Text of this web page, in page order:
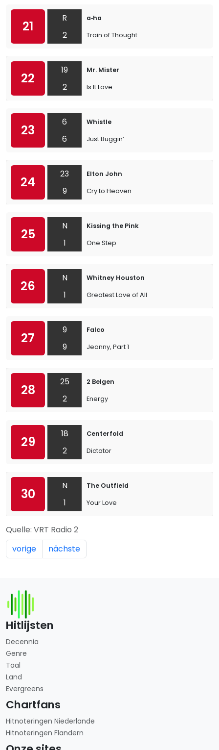
21
R
2
a‐ha
Train of Thought
22
19
2
Mr. Mister
Is It Love
23
6
6
Whistle
Just Buggin’
24
23
9
Elton John
Cry to Heaven
25
N
1
Kissing the Pink
One Step
26
N
1
Whitney Houston
Greatest Love of All
27
9
9
Falco
Jeanny, Part 1
28
25
2
2 Belgen
Energy
29
18
2
Centerfold
Dictator
30
N
1
The Outfield
Your Love
Quelle: VRT Radio 2
vorige
nächste
Hitlijsten
Decennia
Genre
Taal
Land
Evergreens
Chartfans
Hitnoteringen Niederlande
Hitnoteringen Flandern